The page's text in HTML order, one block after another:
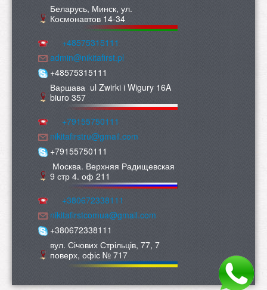
Беларусь, Минск, ул.
Космонавтов 14-34
+48575315111
admin@nikitafirst.pl
+48575315111
Варшава ul Zwirki i Wigury 16A
biuro 357
+79155750111
nikitafirstru@gmail.com
+79155750111
Москва. Верхняя Радищевская
9 стр 4. оф 211
+380672338111
nikitafirstcomua@gmail.com
+380672338111
вул. Січових Стрільців, 77, 7
поверх, офіс № 717